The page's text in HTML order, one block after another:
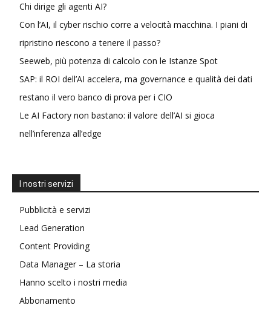
Chi dirige gli agenti AI?
Con l’AI, il cyber rischio corre a velocità macchina. I piani di
ripristino riescono a tenere il passo?
Seeweb, più potenza di calcolo con le Istanze Spot
SAP: il ROI dell’AI accelera, ma governance e qualità dei dati
restano il vero banco di prova per i CIO
Le AI Factory non bastano: il valore dell’AI si gioca
nell’inferenza all’edge
I nostri servizi
Pubblicità e servizi
Lead Generation
Content Providing
Data Manager – La storia
Hanno scelto i nostri media
Abbonamento